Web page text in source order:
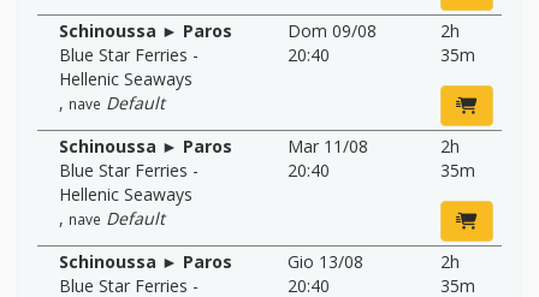
Schinoussa ► Paros
Blue Star Ferries -
Hellenic Seaways
, nave Default
Dom 09/08
20:40
2h
35m
Schinoussa ► Paros
Blue Star Ferries -
Hellenic Seaways
, nave Default
Mar 11/08
20:40
2h
35m
Schinoussa ► Paros
Blue Star Ferries -
Gio 13/08
20:40
2h
35m